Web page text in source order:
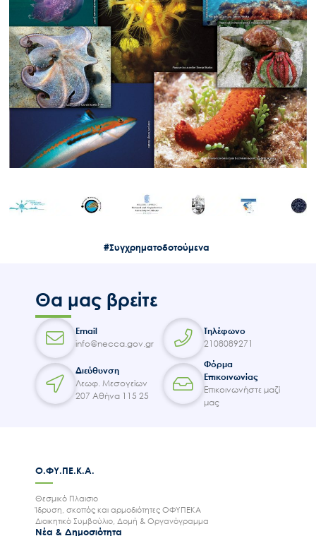
#Συγχρηματοδοτούμενα
Θα μας βρείτε
Email
info@necca.gov.gr
Τηλέφωνο
2108089271
Διεύθυνση
Λεωφ. Μεσογείων
207 Αθήνα 115 25
Φόρμα
Επικοινωνίας
Επικοινωνήστε μαζί
μας
Ο.ΦΥ.ΠΕ.Κ.Α.
Θεσμικό Πλαισιο
Ίδρυση, σκοπός και αρμοδιότητες ΟΦΥΠΕΚΑ
Διοικητικό Συμβούλιο, Δομή & Οργανόγραμμα
Νέα & Δημοσιότητα